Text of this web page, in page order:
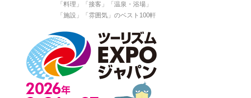
「料理」「接客」「温泉・浴場」
「施設」「雰囲気」のベスト100軒